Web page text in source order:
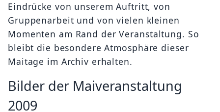
Eindrücke von unserem Auftritt, von
Gruppenarbeit und von vielen kleinen
Momenten am Rand der Veranstaltung. So
bleibt die besondere Atmosphäre dieser
Maitage im Archiv erhalten.
Bilder der Maiveranstaltung
2009